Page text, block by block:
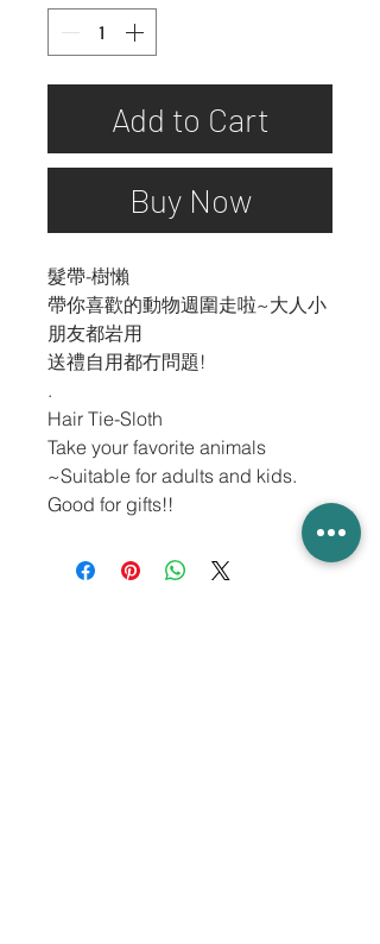
Add to Cart
Buy Now
髮帶-樹懶
帶你喜歡的動物週圍走啦~大人小
朋友都岩用
送禮自用都冇問題!
.
Hair Tie-Sloth
Take your favorite animals
~Suitable for adults and kids.
Good for gifts!!